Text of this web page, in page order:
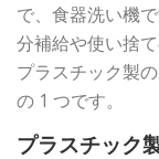
で、食器洗い機
分補給や使い捨
プラスチック製
の 1 つです。
プラスチック